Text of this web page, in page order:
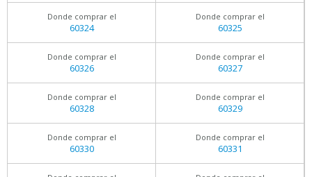
Donde comprar el
60324
Donde comprar el
60325
Donde comprar el
60326
Donde comprar el
60327
Donde comprar el
60328
Donde comprar el
60329
Donde comprar el
60330
Donde comprar el
60331